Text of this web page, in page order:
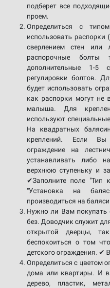
подберет все
проем.
Определиться с
использовать распорки
сверлением стен или
распорочные болты
дополнительные 1-
регулировки болтов.
будет использовать
как распорки могут не
малыша. Для
используют специальные
На квадратных
креплений. Если Вы
ограждение на
устанавливать либо
верхнюю ступеньку и
✔Заполните поле "Тип
"Установка на
производиться на
Нужно ли Вам покупать
без. Доводчик служит
открытой дверцы,
беспокоиться о том
детского ограждения. ✔
Определиться с цветом
дома или квартиры. И
дерево, пластик,